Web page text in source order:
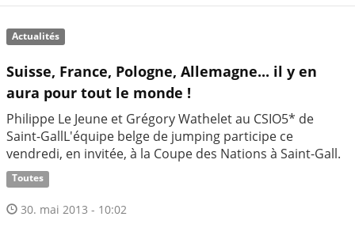
Actualités
Suisse, France, Pologne, Allemagne... il y en
aura pour tout le monde !
Philippe Le Jeune et Grégory Wathelet au CSIO5* de
Saint-GallL'équipe belge de jumping participe ce
vendredi, en invitée, à la Coupe des Nations à Saint-Gall.
Toutes
30. mai 2013 - 10:02